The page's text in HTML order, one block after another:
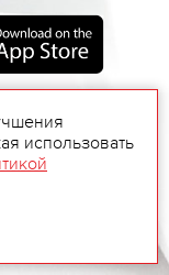
использовать